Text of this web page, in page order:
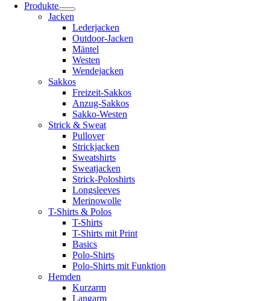
Produkte
Jacken
Lederjacken
Outdoor-Jacken
Mäntel
Westen
Wendejacken
Sakkos
Freizeit-Sakkos
Anzug-Sakkos
Sakko-Westen
Strick & Sweat
Pullover
Strickjacken
Sweatshirts
Sweatjacken
Strick-Poloshirts
Longsleeves
Merinowolle
T-Shirts & Polos
T-Shirts
T-Shirts mit Print
Basics
Polo-Shirts
Polo-Shirts mit Funktion
Hemden
Kurzarm
Langarm